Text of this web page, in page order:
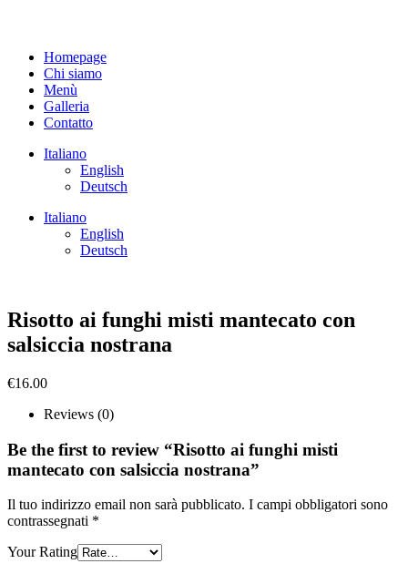
Homepage
Chi siamo
Menù
Galleria
Contatto
Italiano
English
Deutsch
Italiano
English
Deutsch
Risotto ai funghi misti mantecato con
salsiccia nostrana
€16.00
Reviews (0)
Be the first to review “Risotto ai funghi misti
mantecato con salsiccia nostrana”
Il tuo indirizzo email non sarà pubblicato. I campi obbligatori sono
contrassegnati *
Your Rating